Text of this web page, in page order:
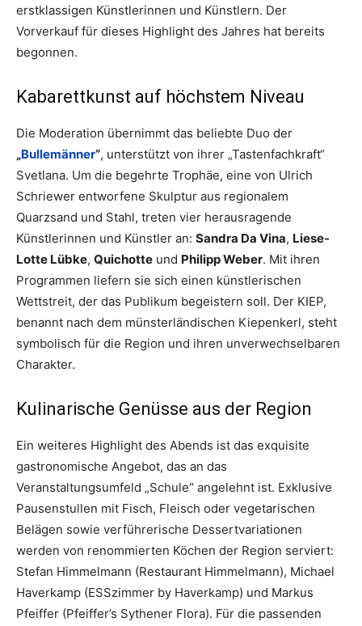
erstklassigen Künstlerinnen und Künstlern. Der
Vorverkauf für dieses Highlight des Jahres hat bereits
begonnen.
Kabarettkunst auf höchstem Niveau
Die Moderation übernimmt das beliebte Duo der
„Bullemänner“, unterstützt von ihrer „Tastenfachkraft“
Svetlana. Um die begehrte Trophäe, eine von Ulrich
Schriewer entworfene Skulptur aus regionalem
Quarzsand und Stahl, treten vier herausragende
Künstlerinnen und Künstler an: Sandra Da Vina, Liese-
Lotte Lübke, Quichotte und Philipp Weber. Mit ihren
Programmen liefern sie sich einen künstlerischen
Wettstreit, der das Publikum begeistern soll. Der KIEP,
benannt nach dem münsterländischen Kiepenkerl, steht
symbolisch für die Region und ihren unverwechselbaren
Charakter.
Kulinarische Genüsse aus der Region
Ein weiteres Highlight des Abends ist das exquisite
gastronomische Angebot, das an das
Veranstaltungsumfeld „Schule“ angelehnt ist. Exklusive
Pausenstullen mit Fisch, Fleisch oder vegetarischen
Belägen sowie verführerische Dessertvariationen
werden von renommierten Köchen der Region serviert:
Stefan Himmelmann (Restaurant Himmelmann), Michael
Haverkamp (ESSzimmer by Haverkamp) und Markus
Pfeiffer (Pfeiffer’s Sythener Flora). Für die passenden